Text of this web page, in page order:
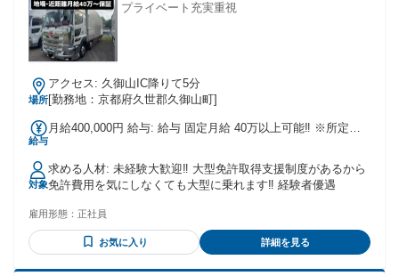
プライベート充実重視
場所
アクセス: 久御山IC降りて5分
[勤務地：京都府久世郡久御山町]
給与
月給400,000円 給与: 給与 固定月給 40万以上可能‼ ※所定の
万~720万可能 ★一年勤続昇給あり ★年2回業績により賞与あ
り
対象
求める人材: 未経験大歓迎‼︎ 大型免許取得支援制度があるから
免許費用を気にしなくても大型に乗れます‼︎ 経験者優遇
雇用形態： 正社員
お気に入り 詳細を見る